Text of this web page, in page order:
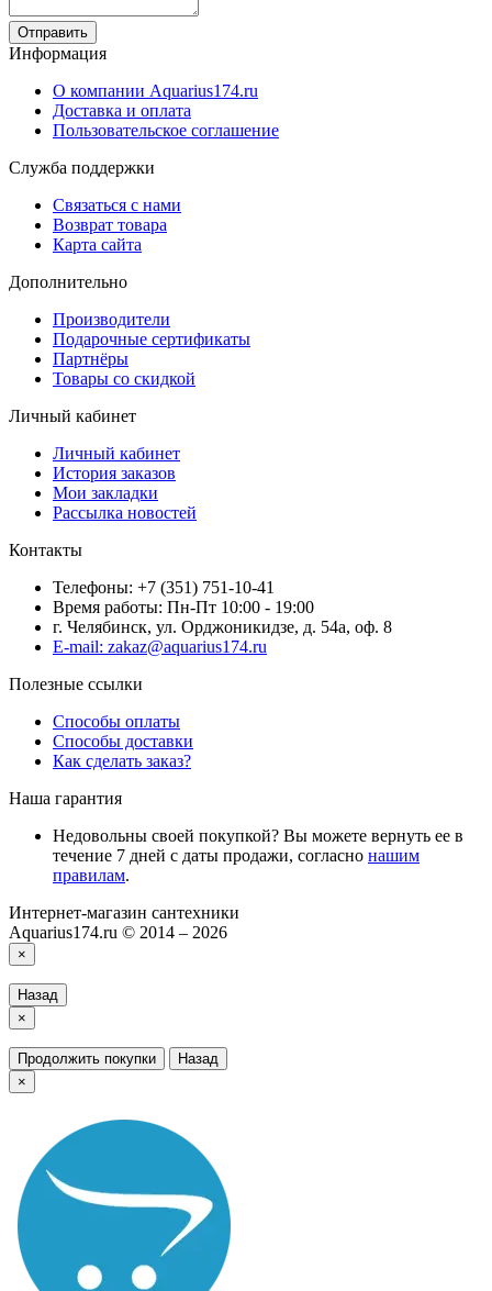
Отправить
Информация
О компании Aquarius174.ru
Доставка и оплата
Пользовательское соглашение
Служба поддержки
Связаться с нами
Возврат товара
Карта сайта
Дополнительно
Производители
Подарочные сертификаты
Партнёры
Товары со скидкой
Личный кабинет
Личный кабинет
История заказов
Мои закладки
Рассылка новостей
Контакты
Телефоны: +7 (351) 751-10-41
Время работы: Пн-Пт 10:00 - 19:00
г. Челябинск, ул. Орджоникидзе, д. 54а, оф. 8
E-mail: zakaz@aquarius174.ru
Полезные ссылки
Способы оплаты
Способы доставки
Как сделать заказ?
Наша гарантия
Недовольны своей покупкой? Вы можете вернуть ее в
течение 7 дней с даты продажи, согласно нашим
правилам.
Интернет-магазин сантехники
Aquarius174.ru © 2014 – 2026
×
Назад
×
Продолжить покупки
Назад
×